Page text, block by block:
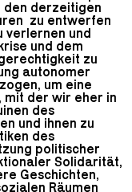
den derzeitigen
zu entwerfen
verlernen und
und dem
zu
autonomer
um eine
mit der wir eher in
des
und ihnen zu
des
politischer
Solidarität,
Geschichten,
Räumen